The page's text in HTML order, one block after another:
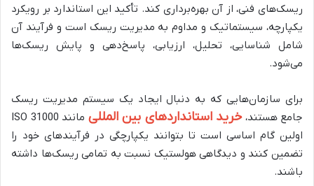
ریسک‌های فنی، از آن بهره‌برداری کند. تأکید این استاندارد بر رویکرد
یکپارچه، سیستماتیک و مداوم به مدیریت ریسک است و فرآیند آن
شامل شناسایی، تحلیل، ارزیابی، پاسخ‌دهی و پایش ریسک‌ها
می‌شود.
برای سازمان‌هایی که به دنبال ایجاد یک سیستم مدیریت ریسک
جامع هستند،خرید استانداردهای بین المللی
مانند ISO 31000
اولین گام اساسی است تا بتوانند یکپارچگی در فرآیندهای خود را
تضمین کنند و دیدگاهی هولستیک نسبت به تمامی ریسک‌ها داشته
باشند.